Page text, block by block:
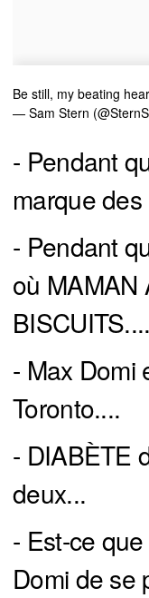
Be still, my beating
— Sam Stern
- Pendant
marque
- Pendant
où MAMAN
BISCUITS....
- Max Domi
Toronto....
- DIABÈTE
deux...
- Est-ce
Domi de se